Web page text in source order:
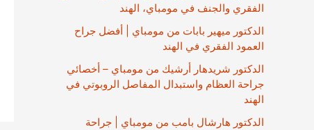
الفقري والجنف في مومباي، الهند
الدكتور ميهير بابات من مومباي | أفضل جراح
العمود الفقري في الهند
الدكتور شريدهار أرشيك من مومباي – أخصائي
جراحة العظام واستبدال المفاصل الروبوتي في
الهند
الدكتور هارشال بامب من مومباي | جراحة